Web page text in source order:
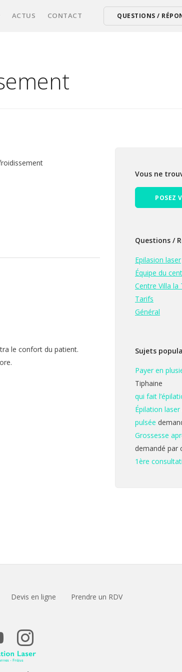
ACTUS CONTACT QUESTIONS /
le confort du patient.
Vous ne
POSEZ
Questions /
Epilasion laser
Équipe du
Centre Villa la
Tarifs
Général
Sujets
Payer en
Tiphaine
qui fait
Épilation laser
pulsée
Grossesse
demandé par
1ère
Devis en ligne Prendre un RDV